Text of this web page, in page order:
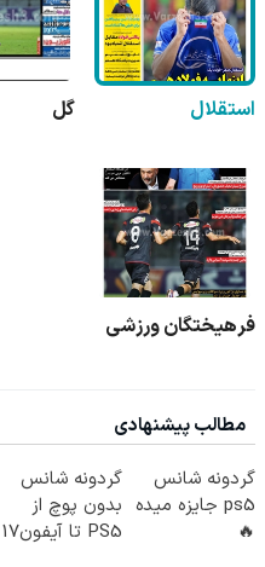
استقلال گل
فرهیختگان ورزشی
مطالب پیشنهادی
گردونه شانس
ps5 جایزه میده
🔥
گردونه شانس
بدون پوچ از
PS5 تا آیفون17